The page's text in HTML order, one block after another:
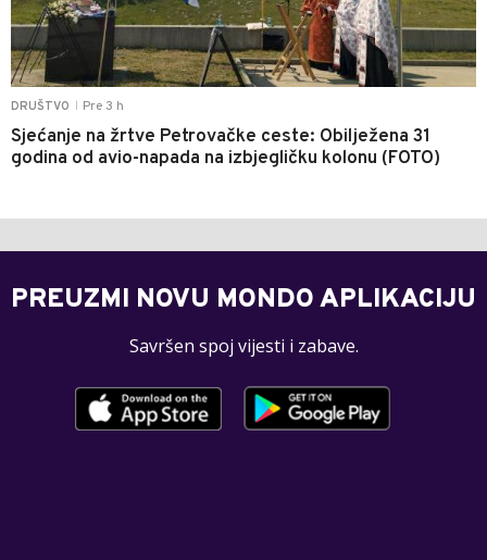
DRUŠTVO Pre 3 h
Sjećanje na žrtve Petrovačke ceste: Obilježena 31
godina od avio-napada na izbjegličku kolonu (FOTO)
PREUZMI NOVU MONDO APLIKACIJU
Savršen spoj vijesti i zabave.